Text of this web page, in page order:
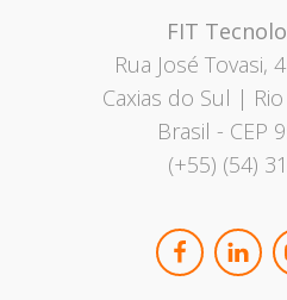
FIT
Rua José Tovasi,
Caxias do Sul |
Brasil - CEP
(+55) (54)